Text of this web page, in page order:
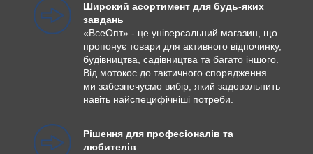
Широкий асортимент для будь-яких
завдань
«ВсеОпт» - це універсальний магазин, що
пропонує товари для активного відпочинку,
будівництва, садівництва та багато іншого.
Від мотокос до тактичного спорядження
ми забезпечуємо вибір, який задовольнить
навіть найспецифічніші потреби.
Рішення для професіоналів та
любителів